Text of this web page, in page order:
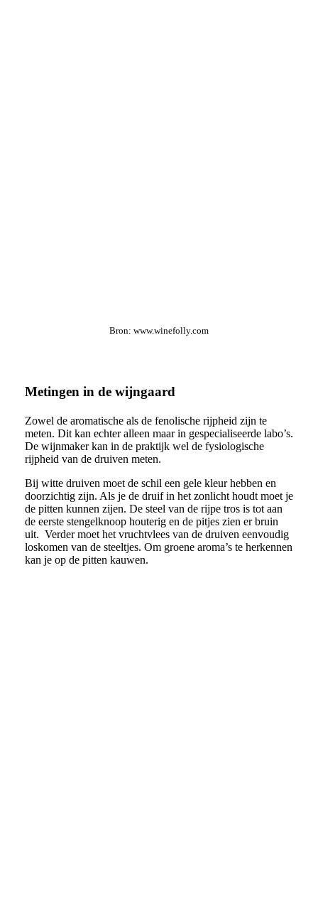
Bron: www.winefolly.com
Metingen in de wijngaard
Zowel de aromatische als de fenolische rijpheid zijn te
meten. Dit kan echter alleen maar in gespecialiseerde labo’s.
De wijnmaker kan in de praktijk wel de fysiologische
rijpheid van de druiven meten.
Bij witte druiven moet de schil een gele kleur hebben en
doorzichtig zijn. Als je de druif in het zonlicht houdt moet je
de pitten kunnen zijen. De steel van de rijpe tros is tot aan
de eerste stengelknoop houterig en de pitjes zien er bruin
uit. Verder moet het vruchtvlees van de druiven eenvoudig
loskomen van de steeltjes. Om groene aroma’s te herkennen
kan je op de pitten kauwen.